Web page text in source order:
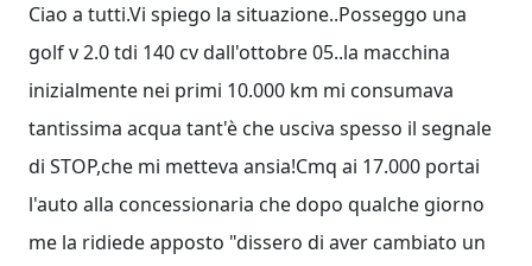
Ciao a tutti.Vi spiego la situazione..Posseggo una
golf v 2.0 tdi 140 cv dall'ottobre 05..la macchina
inizialmente nei primi 10.000 km mi consumava
tantissima acqua tant'è che usciva spesso il segnale
di STOP,che mi metteva ansia!Cmq ai 17.000 portai
l'auto alla concessionaria che dopo qualche giorno
me la ridiede apposto "dissero di aver cambiato un